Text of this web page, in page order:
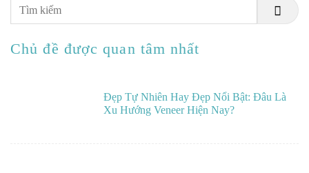
Chủ đề được quan tâm nhất
Đẹp Tự Nhiên Hay Đẹp Nổi Bật: Đâu Là
Xu Hướng Veneer Hiện Nay?